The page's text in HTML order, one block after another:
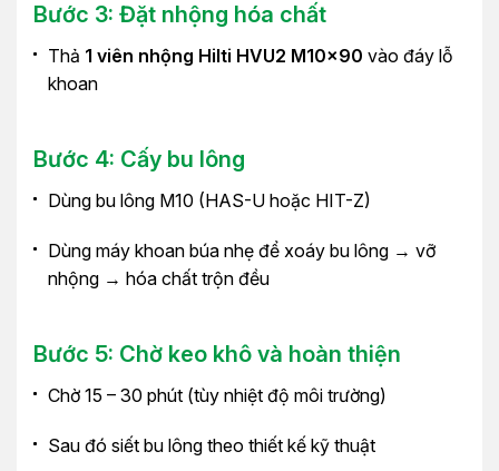
Bước 3: Đặt nhộng hóa chất
Thả 1 viên nhộng Hilti HVU2 M10x90 vào đáy lỗ
khoan
Bước 4: Cấy bu lông
Dùng bu lông M10 (HAS-U hoặc HIT-Z)
Dùng máy khoan búa nhẹ để xoáy bu lông → vỡ
nhộng → hóa chất trộn đều
Bước 5: Chờ keo khô và hoàn thiện
Chờ 15 – 30 phút (tùy nhiệt độ môi trường)
Sau đó siết bu lông theo thiết kế kỹ thuật